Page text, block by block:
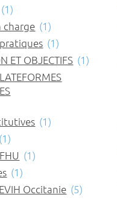
(1)
charge (1)
(1)
ET OBJECTIFS (1)
(1)
(1)
(1)
(1)
Occitanie (5)